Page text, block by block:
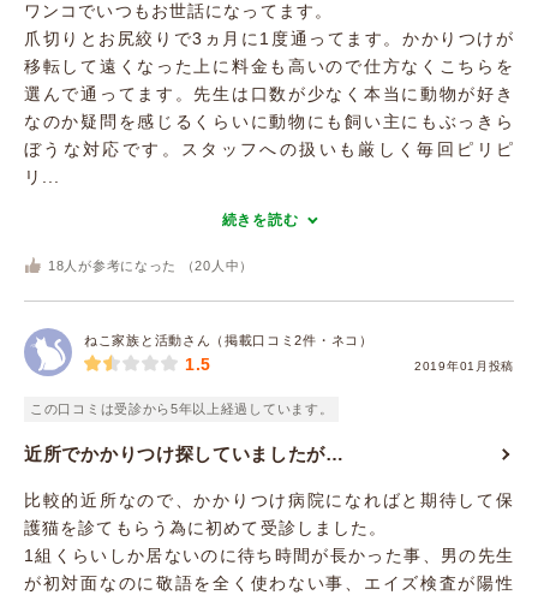
ワンコでいつもお世話になってます。
爪切りとお尻絞りで3ヵ月に1度通ってます。かかりつけが
移転して遠くなった上に料金も高いので仕方なくこちらを
選んで通ってます。先生は口数が少なく本当に動物が好き
なのか疑問を感じるくらいに動物にも飼い主にもぶっきら
ぼうな対応です。スタッフへの扱いも厳しく毎回ピリピ
リ...
続きを読む
18 人が参考になった （20 人中）
ねこ家族と活動さん（掲載口コミ2件・ネコ）
2019年01月投稿
1.5
この口コミは受診から5年以上経過しています。
近所でかかりつけ探していましたが…
比較的近所なので、かかりつけ病院になればと期待して保
護猫を診てもらう為に初めて受診しました。
1組くらいしか居ないのに待ち時間が長かった事、男の先生
が初対面なのに敬語を全く使わない事、エイズ検査が陽性